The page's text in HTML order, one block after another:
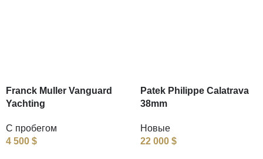
Franck Muller Vanguard
Yachting
С пробегом
4 500 $
Patek Philippe Calatrava
38mm
Новые
22 000 $